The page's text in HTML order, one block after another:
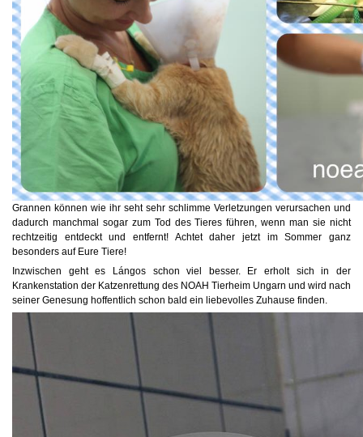
Grannen können wie ihr seht sehr schlimme Verletzungen verursachen und
dadurch manchmal sogar zum Tod des Tieres führen, wenn man sie nicht
rechtzeitig entdeckt und entfernt! Achtet daher jetzt im Sommer ganz
besonders auf Eure Tiere!
Inzwischen geht es Lángos schon viel besser. Er erholt sich in der
Krankenstation der Katzenrettung des NOAH Tierheim Ungarn und wird nach
seiner Genesung hoffentlich schon bald ein liebevolles Zuhause finden.